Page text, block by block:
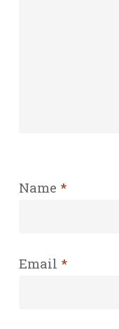
Name *
Email *